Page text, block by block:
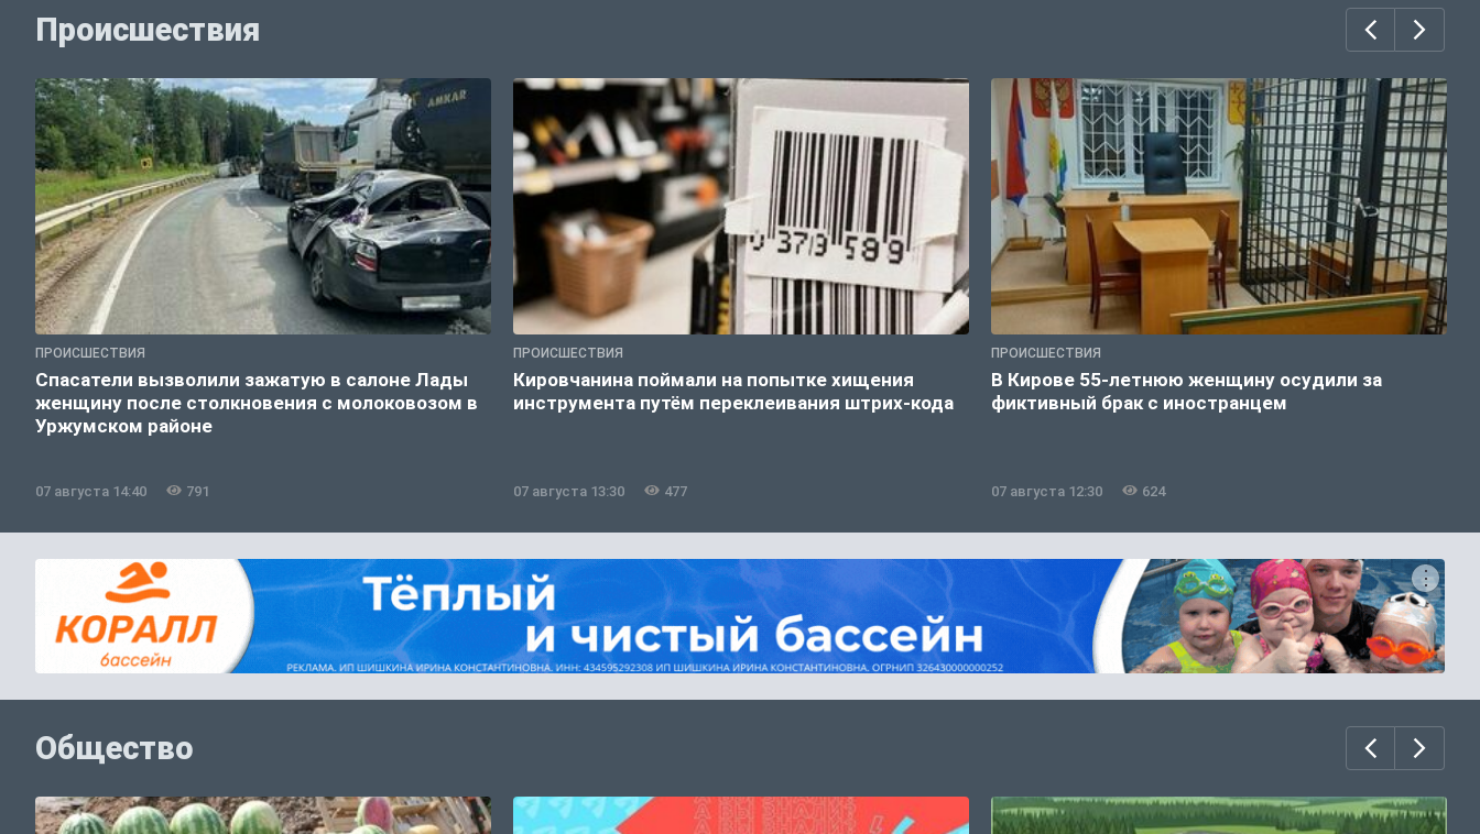
Происшествия
ПРОИСШЕСТВИЯ
Спасатели вызволили зажатую в салоне Лады
женщину после столкновения с молоковозом в
Уржумском районе
07 августа 14:40 791
ПРОИСШЕСТВИЯ
Кировчанина поймали на попытке хищения
инструмента путём переклеивания штрих-кода
07 августа 13:30 477
ПРОИСШЕСТВИЯ
В Кирове 55-летнюю женщину осудили за
фиктивный брак с иностранцем
07 августа 12:30 624
Общество